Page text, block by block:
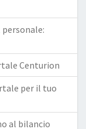
Centurion
per il tuo
al bilancio